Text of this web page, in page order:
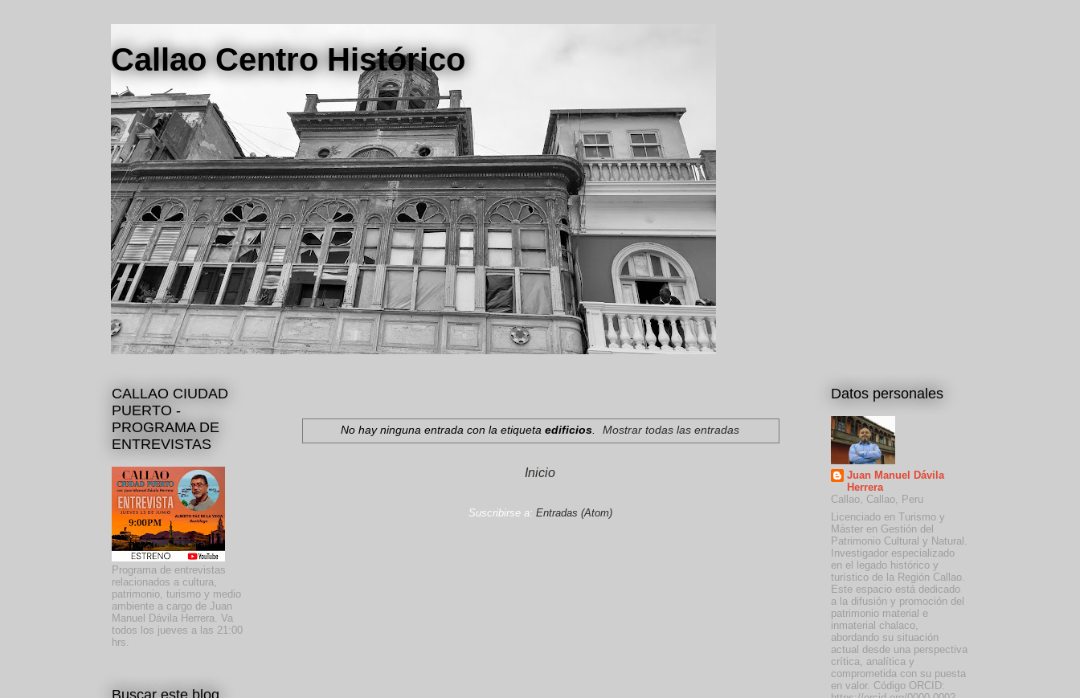
Callao Centro Histórico
No hay ninguna entrada con la etiqueta edificios. Mostrar todas las entradas
Inicio
Suscribirse a: Entradas (Atom)
CALLAO CIUDAD
PUERTO -
PROGRAMA DE
ENTREVISTAS
Programa de entrevistas
relacionados a cultura,
patrimonio, turismo y medio
ambiente a cargo de Juan
Manuel Dávila Herrera. Va
todos los jueves a las 21:00
hrs.
Buscar este blog
Datos personales
Juan Manuel Dávila
Herrera
Callao, Callao, Peru
Licenciado en Turismo y
Máster en Gestión del
Patrimonio Cultural y Natural.
Investigador especializado
en el legado histórico y
turístico de la Región Callao.
Este espacio está dedicado
a la difusión y promoción del
patrimonio material e
inmaterial chalaco,
abordando su situación
actual desde una perspectiva
crítica, analítica y
comprometida con su puesta
en valor. Código ORCID: